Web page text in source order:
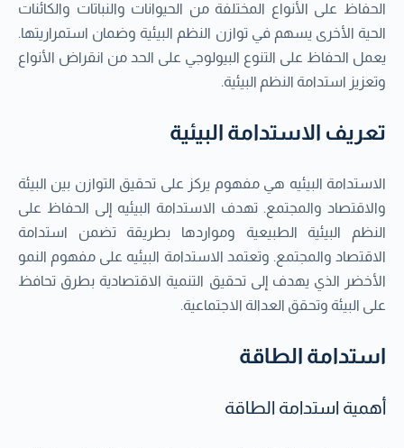
الحفاظ على الأنواع المختلفة من الحيوانات والنباتات والكائنات
الحية الأخرى يسهم في توازن النظم البيئية وضمان استمراريتها.
يعمل الحفاظ على التنوع البيولوجي على الحد من انقراض الأنواع
وتعزيز استدامة النظم البيئية.
تعريف الاستدامة البيئية
الاستدامة البيئيه هي مفهوم يركز على تحقيق التوازن بين البيئة
والاقتصاد والمجتمع. تهدف الاستدامة البيئيه إلى الحفاظ على
النظم البيئية الطبيعية ومواردها بطريقة تضمن استدامة
الاقتصاد والمجتمع. وتعتمد الاستدامة البيئيه على مفهوم النمو
الأخضر الذي يهدف إلى تحقيق التنمية الاقتصادية بطرق تحافظ
على البيئة وتحقق العدالة الاجتماعية.
استدامة الطاقة
أهمية استدامة الطاقة